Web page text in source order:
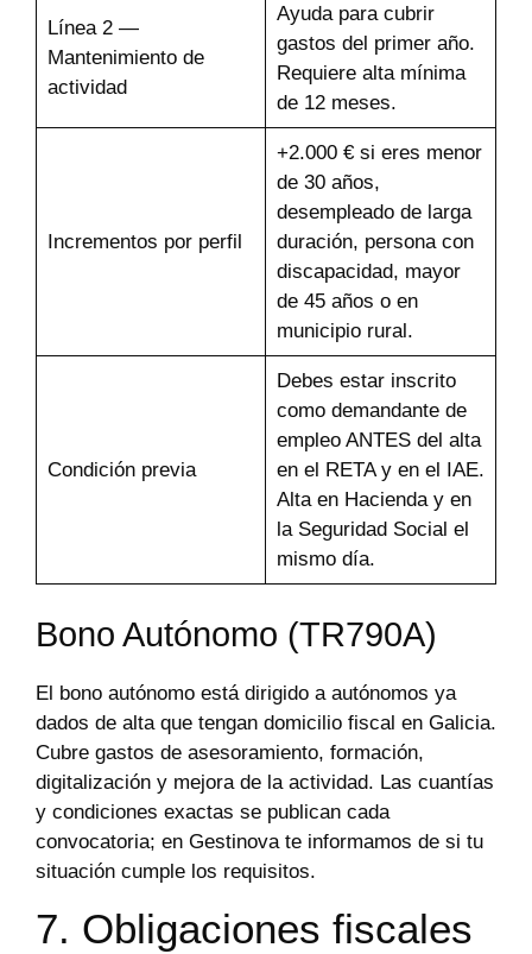
Línea 2 —
Mantenimiento de
actividad
Ayuda para cubrir
gastos del primer año.
Requiere alta mínima
de 12 meses.
Incrementos por perfil
+2.000 € si eres menor
de 30 años,
desempleado de larga
duración, persona con
discapacidad, mayor
de 45 años o en
municipio rural.
Condición previa
Debes estar inscrito
como demandante de
empleo ANTES del alta
en el RETA y en el IAE.
Alta en Hacienda y en
la Seguridad Social el
mismo día.
Bono Autónomo (TR790A)
El bono autónomo está dirigido a autónomos ya
dados de alta que tengan domicilio fiscal en Galicia.
Cubre gastos de asesoramiento, formación,
digitalización y mejora de la actividad. Las cuantías
y condiciones exactas se publican cada
convocatoria; en Gestinova te informamos de si tu
situación cumple los requisitos.
7. Obligaciones fiscales